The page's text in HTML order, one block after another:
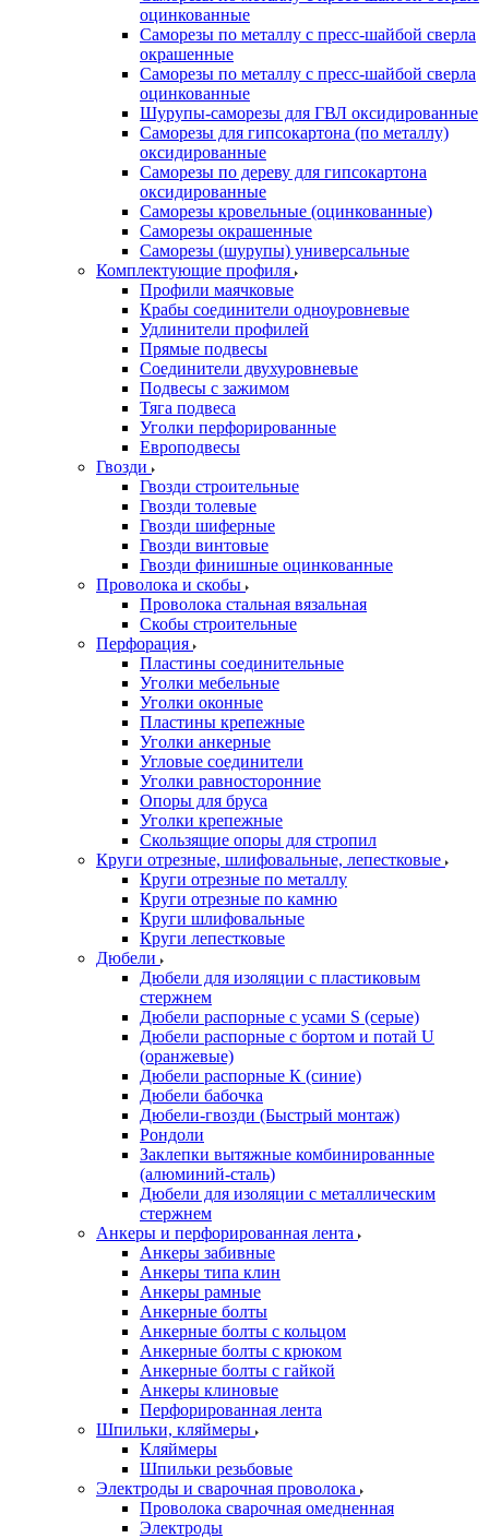
оцинкованные
Саморезы по металлу с пресс-шайбой сверла
окрашенные
Саморезы по металлу с пресс-шайбой сверла
оцинкованные
Шурупы-саморезы для ГВЛ оксидированные
Саморезы для гипсокартона (по металлу)
оксидированные
Саморезы по дереву для гипсокартона
оксидированные
Саморезы кровельные (оцинкованные)
Саморезы окрашенные
Саморезы (шурупы) универсальные
Комплектующие профиля
Профили маячковые
Крабы соединители одноуровневые
Удлинители профилей
Прямые подвесы
Соединители двухуровневые
Подвесы с зажимом
Тяга подвеса
Уголки перфорированные
Европодвесы
Гвозди
Гвозди строительные
Гвозди толевые
Гвозди шиферные
Гвозди винтовые
Гвозди финишные оцинкованные
Проволока и скобы
Проволока стальная вязальная
Скобы строительные
Перфорация
Пластины соединительные
Уголки мебельные
Уголки оконные
Пластины крепежные
Уголки анкерные
Угловые соединители
Уголки равносторонние
Опоры для бруса
Уголки крепежные
Скользящие опоры для стропил
Круги отрезные, шлифовальные, лепестковые
Круги отрезные по металлу
Круги отрезные по камню
Круги шлифовальные
Круги лепестковые
Дюбели
Дюбели для изоляции с пластиковым
стержнем
Дюбели распорные с усами S (серые)
Дюбели распорные c бортом и потай U
(оранжевые)
Дюбели распорные К (синие)
Дюбели бабочка
Дюбели-гвозди (Быстрый монтаж)
Рондоли
Заклепки вытяжные комбинированные
(алюминий-сталь)
Дюбели для изоляции с металлическим
стержнем
Анкеры и перфорированная лента
Анкеры забивные
Анкеры типа клин
Анкеры рамные
Анкерные болты
Анкерные болты с кольцом
Анкерные болты с крюком
Анкерные болты с гайкой
Анкеры клиновые
Перфорированная лента
Шпильки, кляймеры
Кляймеры
Шпильки резьбовые
Электроды и сварочная проволока
Проволока сварочная омедненная
Электроды